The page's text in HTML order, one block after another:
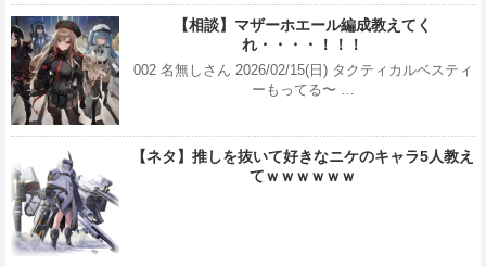
【相談】マザーホエール編成教えてく
れ・・・・！！！
002 名無しさん 2026/02/15(日) タクティカルベスティ
ーもってる〜 …
【ネタ】推しを抜いて好きなニケのキャラ5人教え
てｗｗｗｗｗｗ